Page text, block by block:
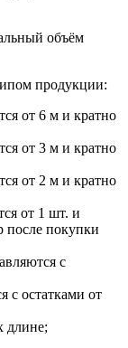
объём
продукции:
от 6 м и кратно
от 3 м и кратно
от 2 м и кратно
от 1 шт. и
после покупки
с
с остатками от
длине;